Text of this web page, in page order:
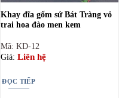
Khay đĩa gốm sứ Bát Tràng vỏ
trai hoa đào men kem
Mã: KD-12
Giá: Liên hệ
ĐỌC TIẾP